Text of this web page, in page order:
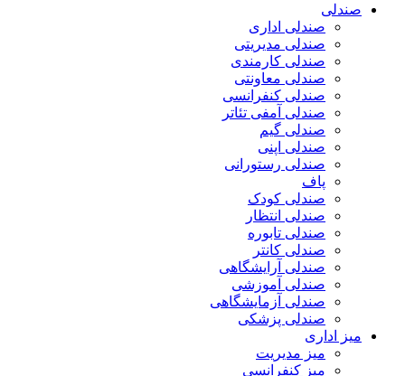
صندلی
صندلی اداری
صندلی مدیریتی
صندلی کارمندی
صندلی معاونتی
صندلی کنفرانسی
صندلی آمفی تئاتر
صندلی گیم
صندلی اپنی
صندلی رستورانی
پاف
صندلی کودک
صندلی انتظار
صندلی تابوره
صندلی کانتر
صندلی آرایشگاهی
صندلی آموزشی
صندلی آزمایشگاهی
صندلی پزشکی
میز اداری
میز مدیریت
میز کنفرانسی